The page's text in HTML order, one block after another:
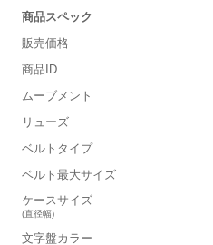
商品スペック
販売価格
商品ID
ムーブメント
リューズ
ベルトタイプ
ベルト最大サイズ
ケースサイズ
(直径幅)
文字盤カラー